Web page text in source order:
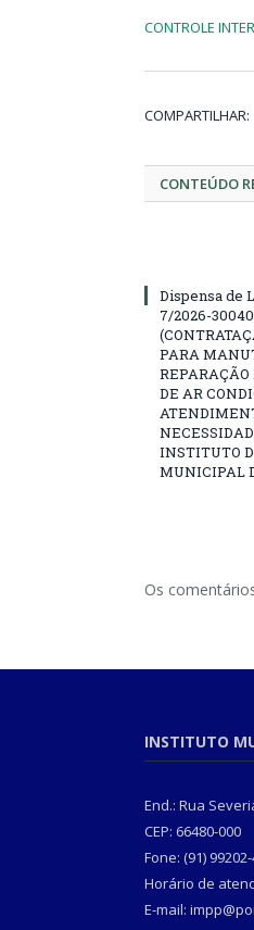
CONTROLE
COMPARTILHAR:
CONTEÚDO
Dispensa de
7/2026-
PARA
REPARAÇÃO
DE AR
INSTITUTO
MUNICIPAL
Os
INSTITUTO
End.: Rua
CEP: 66480-000
Fone: (91)
Horário de
E-mail: